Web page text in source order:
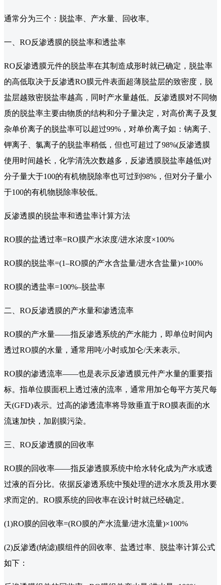
通常分为三个：脱盐率、产水量、回收率。
一、RO反渗透膜的脱盐率和透盐率
RO反渗透膜元件的脱盐率在其制造成形时就已确定，脱盐率
的高低取决于反渗透RO膜元件表面超薄脱盐层的致密度，脱
盐层越致密脱盐率越高，同时产水量越低。反渗透膜对不同物
质的脱盐率主要由物质的结构和分子量决定，对高价离子及复
杂单价离子的脱盐率可以超过99%，对单价离子如：钠离子、
钾离子、氯离子的脱盐率稍低，但也可超过了98%(反渗透膜
使用时间越长，化学清洗次数越多，反渗透膜脱盐率越低)对
分子量大于100的有机物脱除率也可过到98%，但对分子量小
于100的有机物脱除率较低。
反渗透膜的脱盐率和透盐率计算方法
RO膜的盐透过率=RO膜产水浓度/进水浓度×100%
RO膜的脱盐率=(1–RO膜的产水含盐量/进水含盐量)×100%
RO膜的透盐率=100%–脱盐率
二、RO反渗透膜的产水量和渗透流率
RO膜的产水量——指反渗透系统的产水能力，即单位时间内
透过RO膜的水量，通常用吨/小时或加仑/天来表示。
RO膜的渗透流率——也是表示反渗透膜元件产水量的重要指
标。指单位膜面积上透过液的流率，通常用加仑每平方英尺每
天(GFD)表示。过高的渗透流率将导致垂直于RO膜表面的水
流速加快，加剧膜污染。
三、RO反渗透膜的回收率
RO膜的回收率——指反渗透膜系统中给水转化成为产水或透
过液的百分比。依据反渗透系统中预处理的进水水质及用水要
求而定的。RO膜系统的回收率在设计时就已经确定。
(1)RO膜的回收率=(RO膜的产水流量/进水流量)×100%
(2)反渗透(纳滤)膜组件的回收率、盐透过率、脱盐率计算公式
如下：